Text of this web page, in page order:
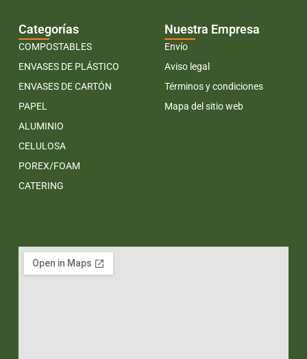
Categorías
COMPOSTABLES
ENVASES DE PLÁSTICO
ENVASES DE CARTÓN
PAPEL
ALUMINIO
CELULOSA
POREX/FOAM
CATERING
Nuestra Empresa
Envío
Aviso legal
Términos y condiciones
Mapa del sitio web